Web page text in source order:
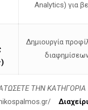
και του γάμου [14:52
δεν αντέδρασε [15:03].
Ελλάδα (περίπου
[23:29], [
Analytics) για
Δημιουργία
ΤΗΝ ΚΑΤΗΓΟΡΙΑ